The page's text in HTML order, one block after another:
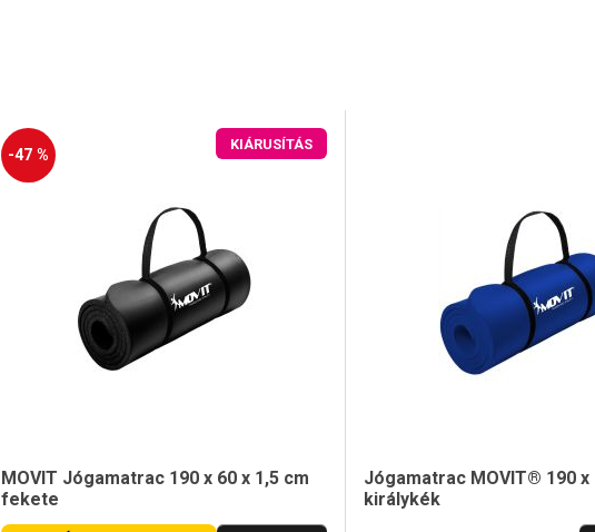
-47 %
KIÁRUSÍTÁS
MOVIT Jógamatrac 190 x 60 x 1,5 cm
fekete
Jógamatrac MOVIT® 190 x
királykék